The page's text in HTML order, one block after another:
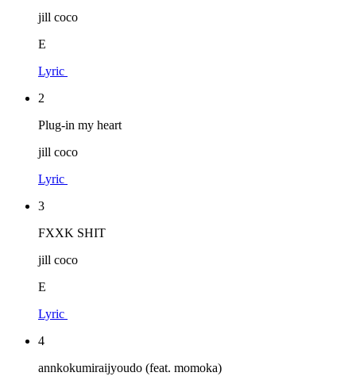
jill coco
E
Lyric
2
Plug-in my heart
jill coco
Lyric
3
FXXK SHIT
jill coco
E
Lyric
4
annkokumiraijyoudo (feat. momoka)